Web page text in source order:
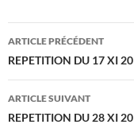
Navigation
des
articles
ARTICLE PRÉCÉDENT
REPETITION DU 17 XI
ARTICLE SUIVANT
REPETITION DU 28 XI